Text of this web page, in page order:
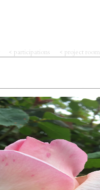
< participations < project room